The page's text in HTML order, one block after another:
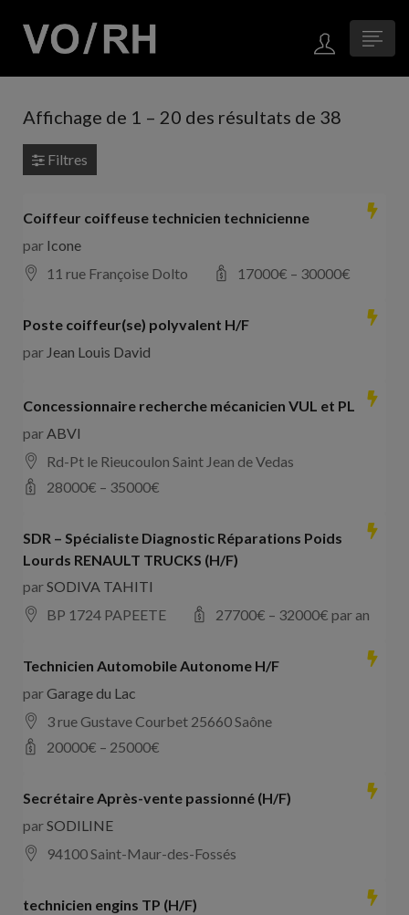
Affichage de 1 – 20 des résultats de 38
Filtres
Coiffeur coiffeuse technicien technicienne
par Icone
11 rue Françoise Dolto
17000€ – 30000€
Poste coiffeur(se) polyvalent H/F
par Jean Louis David
Concessionnaire recherche mécanicien VUL et PL
parABVI
Rd-Pt le Rieucoulon Saint Jean de Vedas
28000€ – 35000€
SDR – Spécialiste Diagnostic Réparations Poids
Lourds RENAULT TRUCKS (H/F)
parSODIVA TAHITI
BP 1724 PAPEETE
27700€ – 32000€ par an
Technicien Automobile Autonome H/F
parGarage du Lac
3 rue Gustave Courbet 25660 Saône
20000€ – 25000€
Secrétaire Après-vente passionné (H/F)
parSODILINE
94100 Saint-Maur-des-Fossés
technicien engins TP (H/F)